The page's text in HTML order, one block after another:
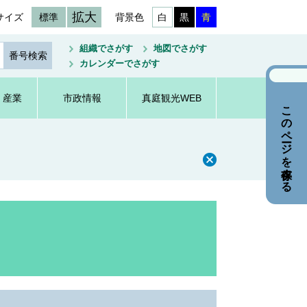
イズ 標準 拡大 背景色 白 黒 青
組織でさがす
地図でさがす
カレンダーでさがす
産業 市政情報 真庭観光WEB
このページを保存する